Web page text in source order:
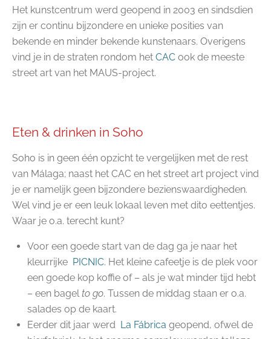
Het kunstcentrum werd geopend in 2003 en sindsdien
zijn er continu bijzondere en unieke posities van
bekende en minder bekende kunstenaars. Overigens
vind je in de straten rondom het CAC ook de meeste
street art van het MAUS-project.
Eten & drinken in Soho
Soho is in geen één opzicht te vergelijken met de rest
van Málaga; naast het CAC en het street art project vind
je er namelijk geen bijzondere bezienswaardigheden.
Wel vind je er een leuk lokaal leven met dito eettentjes.
Waar je o.a. terecht kunt?
Voor een goede start van de dag ga je naar het
kleurrijke PICNIC. Het kleine cafeetje is de plek voor
een goede kop koffie of – als je wat minder tijd hebt
– een bagel to go. Tussen de middag staan er o.a.
salades op de kaart.
Eerder dit jaar werd La Fábrica geopend, ofwel de